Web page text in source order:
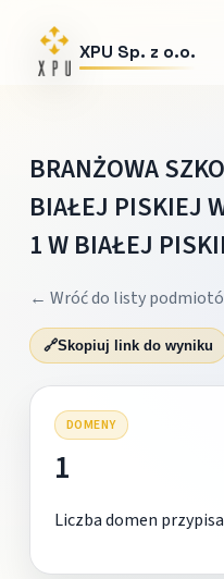
XPU Sp. z o.o.
BRANŻOWA
BIAŁEJ PISKIEJ
1 W BIAŁEJ
← Wróć do listy
🔗Skopiuj link do wyniku
DOMENY
1
Liczba domen